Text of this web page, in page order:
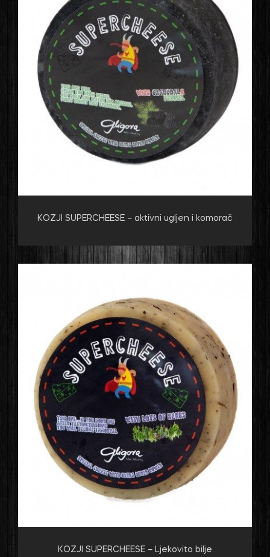
KOZJI SUPERCHEESE – aktivni ugljen i komorač
KOZJI SUPERCHEESE – Ljekovito bilje